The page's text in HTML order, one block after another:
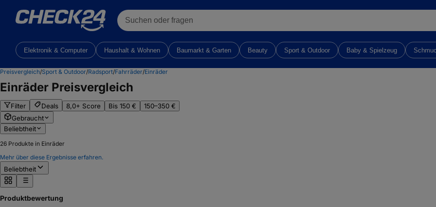
Suchen oder fragen
Elektronik & Computer Haushalt & Wohnen Baumarkt & Garten Beauty Sport & Outdoor Baby & Spielzeug
Preisvergleich/Sport & Outdoor/Radsport/Fahrräder/Einräder
Einräder Preisvergleich
Filter Deals 8,0+ Score Bis 150 €
150–350 €
Gebraucht
Beliebtheit
26 Produkte in Einräder
Mehr über diese Ergebnisse erfahren.
Beliebtheit
Produktbewertung